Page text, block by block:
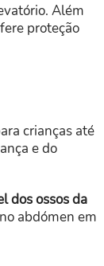
Além
proteção
crianças até
e do
dos ossos da
abdómen em